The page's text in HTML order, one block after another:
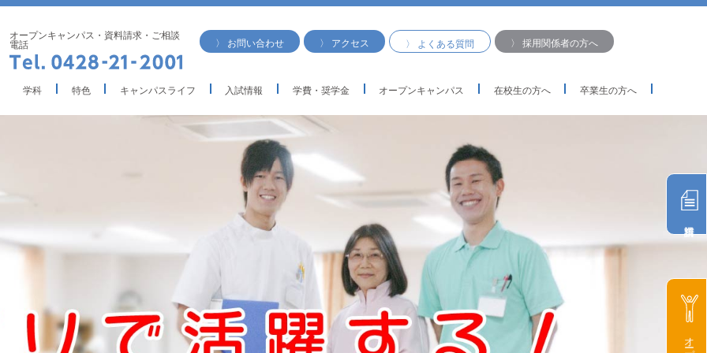
オープンキャンパス・資料請求・ご相談
電話 〉 お問い合わせ 〉 アクセス 〉 よくある質問 〉 採用関係者の方へ
学科 特色 キャンパスライフ 入試情報 学費・奨学金 オープンキャンパス 在校生の方へ 卒業生の方へ